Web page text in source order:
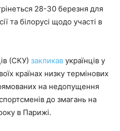
28-30 березня для
та білорусі щодо участі в
(СКУ) закликав українців у
країнах низку термінових
на недопущення
до змагань на
в Парижі.